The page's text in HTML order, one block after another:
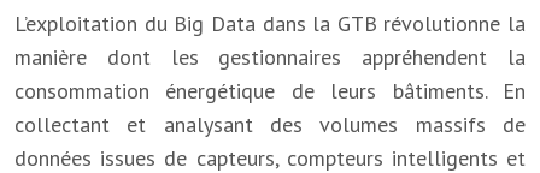
L’exploitation du Big Data dans la GTB révolutionne la
manière dont les gestionnaires appréhendent la
consommation énergétique de leurs bâtiments. En
collectant et analysant des volumes massifs de
données issues de capteurs, compteurs intelligents et